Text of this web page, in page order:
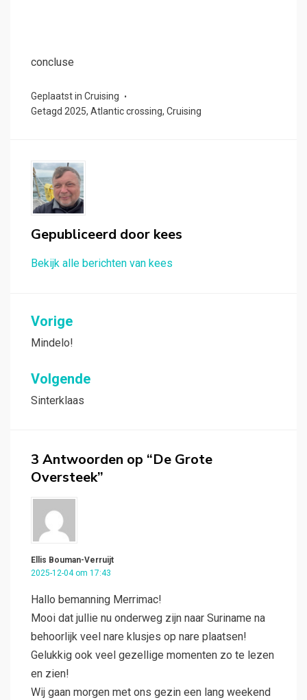
concluse
Geplaatst in Cruising
Getagd 2025, Atlantic crossing, Cruising
Gepubliceerd door kees
Bekijk alle berichten van kees
Bericht
navigatie
Vorige
Mindelo!
Volgende
Sinterklaas
3 Antwoorden op “De Grote
Oversteek”
Ellis Bouman-Verruijt
2025-12-04 om 17:43
Hallo bemanning Merrimac!
Mooi dat jullie nu onderweg zijn naar Suriname na
behoorlijk veel nare klusjes op nare plaatsen!
Gelukkig ook veel gezellige momenten zo te lezen
en zien!
Wij gaan morgen met ons gezin een lang weekend